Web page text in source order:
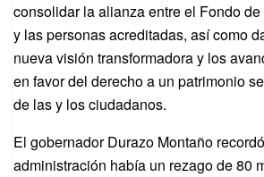
consolidar la alianza entre el Fondo
y las personas acreditadas, así como
nueva visión transformadora y los
en favor del derecho a un patrimonio
de las y los ciudadanos.
El gobernador Durazo Montaño
administración había un rezago de 80